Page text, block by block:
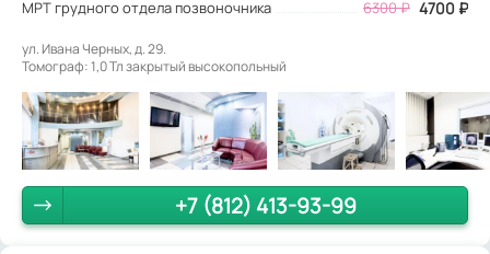
МРТ грудного отдела позвоночника 6300₽ 4700 ₽
ул. Ивана Черных, д. 29.
Томограф: 1,0 Тл закрытый высокопольный
+7 (812) 413-93-99